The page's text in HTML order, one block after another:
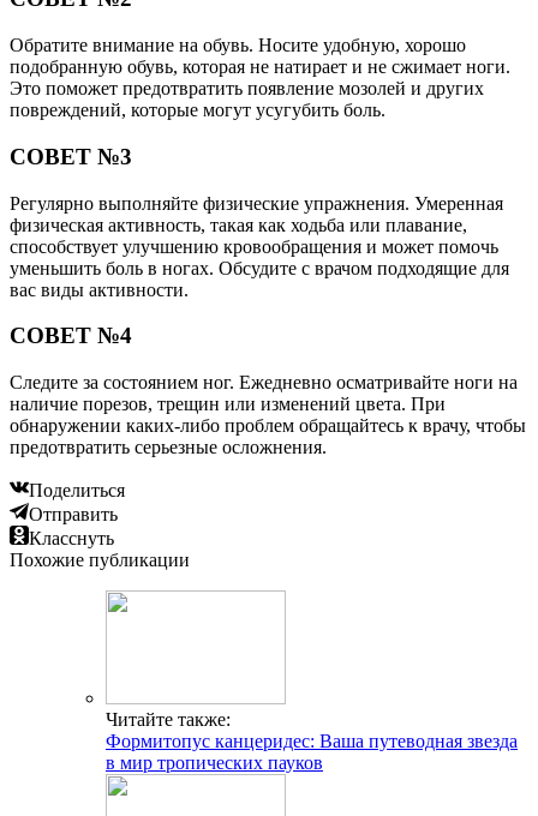
Обратите внимание на обувь. Носите удобную, хорошо
подобранную обувь, которая не натирает и не сжимает ноги.
Это поможет предотвратить появление мозолей и других
повреждений, которые могут усугубить боль.
СОВЕТ №3
Регулярно выполняйте физические упражнения. Умеренная
физическая активность, такая как ходьба или плавание,
способствует улучшению кровообращения и может помочь
уменьшить боль в ногах. Обсудите с врачом подходящие для
вас виды активности.
СОВЕТ №4
Следите за состоянием ног. Ежедневно осматривайте ноги на
наличие порезов, трещин или изменений цвета. При
обнаружении каких-либо проблем обращайтесь к врачу, чтобы
предотвратить серьезные осложнения.
Поделиться
Отправить
Класснуть
Похожие публикации
Читайте также:
Формитопус канцеридес: Ваша путеводная звезда
в мир тропических пауков